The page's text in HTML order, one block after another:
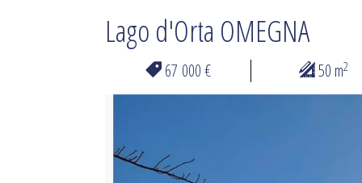
Lago d'Orta OMEGNA
67 000 € 50 m2